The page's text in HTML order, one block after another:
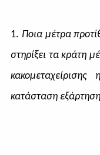
1. Ποια μέτρα
στηρίξει τα κράτη
κατάσταση